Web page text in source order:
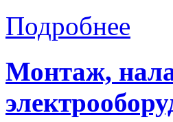
Подробнее
Монтаж,